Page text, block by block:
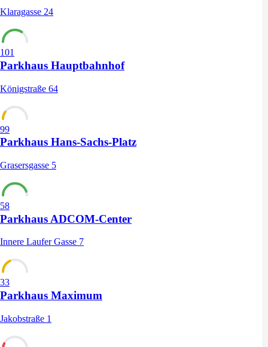
Klaragasse 24
101
Parkhaus Hauptbahnhof
Königstraße 64
99
Parkhaus Hans-Sachs-Platz
Grasersgasse 5
58
Parkhaus ADCOM-Center
Innere Laufer Gasse 7
33
Parkhaus Maximum
Jakobstraße 1